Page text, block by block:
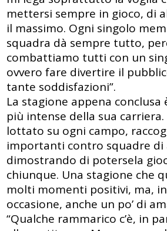
mettersi sempre in gioco, di
il massimo. Ogni singolo
squadra dà sempre tutto,
combattiamo tutti con un
ovvero fare divertire il
tante soddisfazioni”.
La stagione appena
più intense della sua carriera.
lottato su ogni campo,
importanti contro squadre di
dimostrando di potersela
chiunque. Una stagione che
molti momenti positivi, ma,
occasione, anche un po’ di
“Qualche rammarico c’è, in